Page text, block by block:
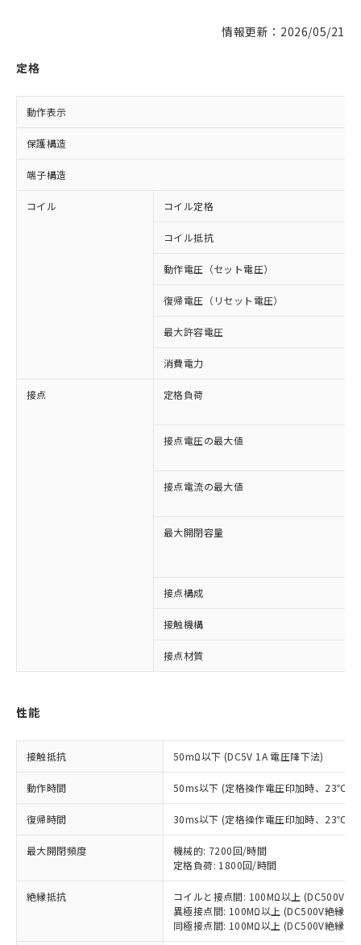
情報更新：2026/05/21
定格
動作表示
保護構造
端子構造
コイル コイル定格
コイル抵抗
動作電圧（セット電圧）
復帰電圧（リセット電圧）
最大許容電圧
消費電力
接点 定格負荷
接点電圧の最大値
接点電流の最大値
最大開閉容量
接点構成
接触機構
接点材質
性能
接触抵抗 50mΩ以下 (DC5V 1A 電圧降下法)
動作時間 50ms以下 (定格操作電圧印加時、23℃、
復帰時間 30ms以下 (定格操作電圧印加時、23℃、
最大開閉頻度
機械的: 7200回/時間
定格負荷: 1800回/時間
絶縁抵抗
コイルと接点間: 100MΩ以上 (DC500V絶
異極接点間: 100MΩ以上 (DC500V絶縁抵
同極接点間: 100MΩ以上 (DC500V絶縁抵
ご利用条件
ご利用ください。
本サービスは、当社制御機器事業取扱
商品の当社在庫状況および標準価格
(税抜)を提供させていただくもので
当社制御機器事業取扱商品の中には、
本サービスの対象外となる商品もある
ことをご了承ください。
対応済み：EU RoHS指令（10物質）の
商品です。
対応予定なし：EU RoHS指令（10物質）の
非含有に非対応の商品で、対応品を出す予
調査・確認中：EU RoHS指令（10物質）の
非含有の対応状況を調査中または確認中の
商品です。
非該当品：ライセンス料など無形物で、有
害物質有無と関係のない商品です。
仕入先様の事情により、非含有部品として
いたものが、含有品と判明した場合などや
むを得ず変更することがあります。
※1 中国RoHS○×表
「○」：最大均質材料含有率が中国RoHSの
基準値以下であることを示します。
「×」：最大均質材料含有率が中国RoHSの
基準値を超えていることを示します。
「－」：未確認です。当社販売部門へお問
当社は、これら貴社製品のうち、外国
為替および外国貿易法に定める商品